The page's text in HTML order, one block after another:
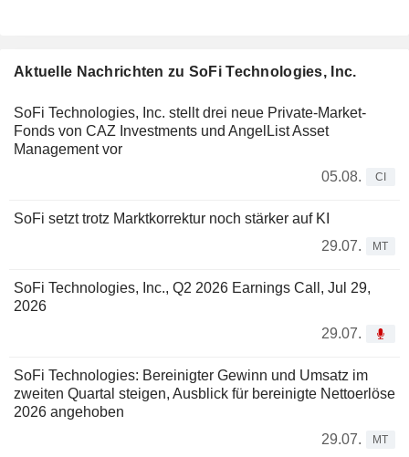
Aktuelle Nachrichten zu SoFi Technologies, Inc.
SoFi Technologies, Inc. stellt drei neue Private-Market-
Fonds von CAZ Investments und AngelList Asset
Management vor
05.08.
CI
SoFi setzt trotz Marktkorrektur noch stärker auf KI
29.07.
MT
SoFi Technologies, Inc., Q2 2026 Earnings Call, Jul 29,
2026
29.07.
SoFi Technologies: Bereinigter Gewinn und Umsatz im
zweiten Quartal steigen, Ausblick für bereinigte Nettoerlöse
2026 angehoben
29.07.
MT